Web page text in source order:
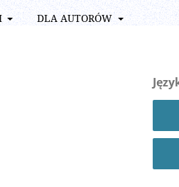
DLA AUTORÓW